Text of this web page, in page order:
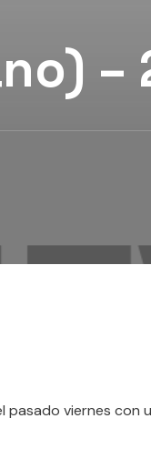
pasado viernes con